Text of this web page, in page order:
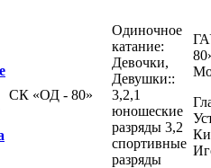
СК «ОД - 80»
Одиночное
катание:
Девочки,
Девушки::
3,2,1
юношеские
разряды 3,2
спортивные
разряды